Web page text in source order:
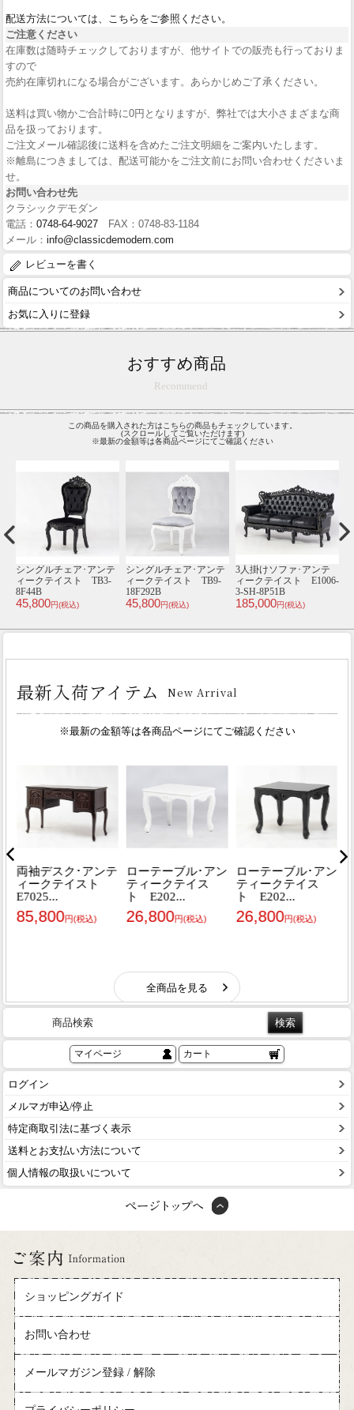
配送方法については、こちらをご参照ください。
ご注意ください
在庫数は随時チェックしておりますが、他サイトでの販売も行っておりま
すので
売約在庫切れになる場合がございます。あらかじめご了承ください。
送料は買い物かご合計時に0円となりますが、弊社では大小さまざまな商
品を扱っております。
ご注文メール確認後に送料を含めたご注文明細をご案内いたします。
※離島につきましては、配送可能かをご注文前にお問い合わせくださいま
せ。
お問い合わせ先
クラシックデモダン
電話： 0748-64-9027 FAX：0748-83-1184
メール： info@classicdemodern.com
レビューを書く
商品についてのお問い合わせ
お気に入りに登録
おすすめ商品
Recommend
この商品を購入された方はこちらの商品もチェックしています。
(スクロールしてご覧いただけます)
※最新の金額等は各商品ページにてご確認ください
シングルチェア･アンテ
ィークテイスト TB3-
8F44B
45,800円(税込)
シングルチェア･アンテ
ィークテイスト TB9-
18F292B
45,800円(税込)
3人掛けソファ･アンテ
ィークテイスト E1006-
3-SH-8P51B
185,000円(税込)
商品検索
マイページ カート
ログイン
メルマガ申込/停止
特定商取引法に基づく表示
送料とお支払い方法について
個人情報の取扱いについて
ショッピングガイド
お問い合わせ
メールマガジン登録 / 解除